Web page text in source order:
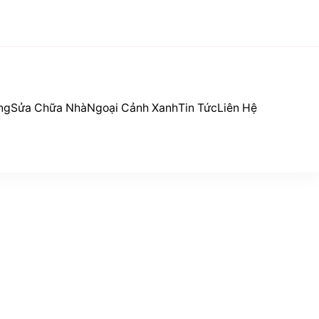
Sửa Chữa NhàNgoại Cảnh XanhTin TứcLiên Hệ